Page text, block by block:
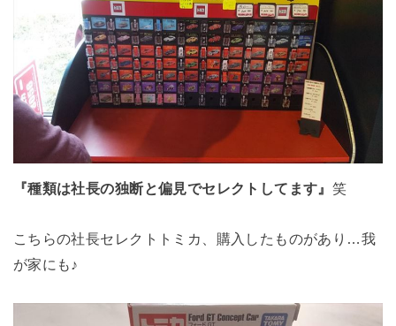
『種類は社長の独断と偏見でセレクトしてます』 笑
こちらの社長セレクトトミカ、購入したものがあり…我
が家にも♪